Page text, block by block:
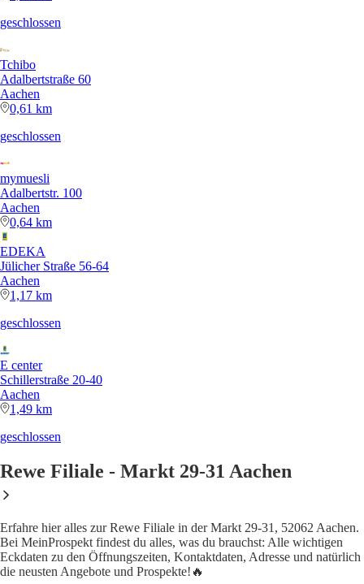
geschlossen
Tchibo
Adalbertstraße 60
Aachen
0,61 km
geschlossen
mymuesli
Adalbertstr. 100
Aachen
0,64 km
EDEKA
Jülicher Straße 56-64
Aachen
1,17 km
geschlossen
E center
Schillerstraße 20-40
Aachen
1,49 km
geschlossen
Rewe Filiale - Markt 29-31 Aachen
Erfahre hier alles zur Rewe Filiale in der Markt 29-31, 52062 Aachen.
Bei MeinProspekt findest du alles, was du brauchst: Alle wichtigen
Eckdaten zu den Öffnungszeiten, Kontaktdaten, Adresse und natürlich
die neusten Angebote und Prospekte!🔥